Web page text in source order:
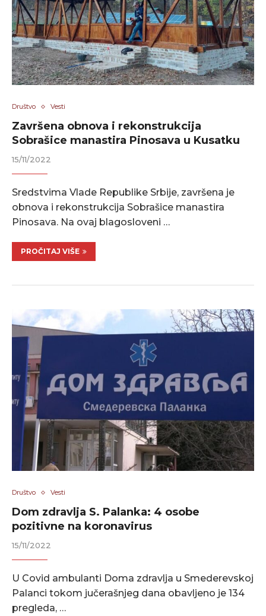
Društvo Vesti
Završena obnova i rekonstrukcija
Sobrašice manastira Pinosava u Kusatku
15/11/2022
Sredstvima Vlade Republike Srbije, završena je
obnova i rekonstrukcija Sobrašice manastira
Pinosava. Na ovaj blagosloveni …
PROČITAJ VIŠE
Društvo Vesti
Dom zdravlja S. Palanka: 4 osobe
pozitivne na koronavirus
15/11/2022
U Covid ambulanti Doma zdravlja u Smederevskoj
Palanci tokom jučerašnjeg dana obavljeno je 134
pregleda, …